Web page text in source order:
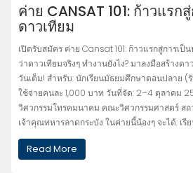
ค่าย CANSAT 101: ก้าวแรก
ดาวเทียม
เปิดรับสมัคร ค่าย Cansat 101: ก้าวแรกสู่การเป็
ว่าดาวเทียมจริงๆ ทำงานยังไง? มาลงมือสร้างด
วันเต็ม! สำหรับ: นักเรียนมัธยมศึกษาตอนปลาย
ใช้จ่ายคนละ 1,000 บาท วันที่จัด: 2–4 ตุลาคม
วิศวกรรมโทรคมนาคม คณะวิศวกรรมศาสตร์ สถ
เจ้าคุณทหารลาดกระบัง ในค่ายนี้น้องๆ จะได้: เรี
ดาวเทียมขนาดเล็ก (CanSat) จากวิทยากรตัวจริ
แผ่นวงจรพิมพ์ (PCB) ด้วยตัวเอง — นำกลับบ้านไ
Read More